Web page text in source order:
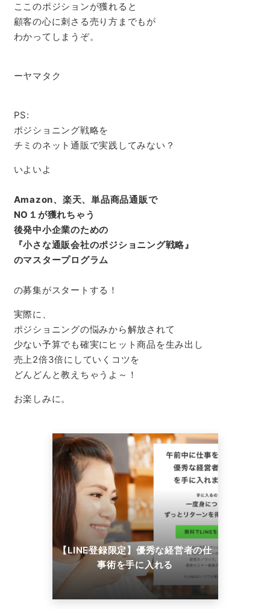
ここのポジションが獲れると
顧客の心に刺さる売り方までもが
わかってしまうぞ。
ーヤマタク
PS:
ポジショニング戦略を
チミのネット通販で実践してみない？
いよいよ
Amazon、楽天、単品商品通販で
NO １が獲れちゃう
後発中小企業のための
『小さな通販会社のポジショニング戦略』
のマスタープログラム
の募集がスタートする！
実際に、
ポジショニングの悩みから解放されて
少ない予算でも確実にヒット商品を生み出し
売上2倍3倍にしていくコツを
どんどんと教えちゃうよ～！
お楽しみに。
【LINE登録限定】優秀な経営者の仕
事術を手に入れる